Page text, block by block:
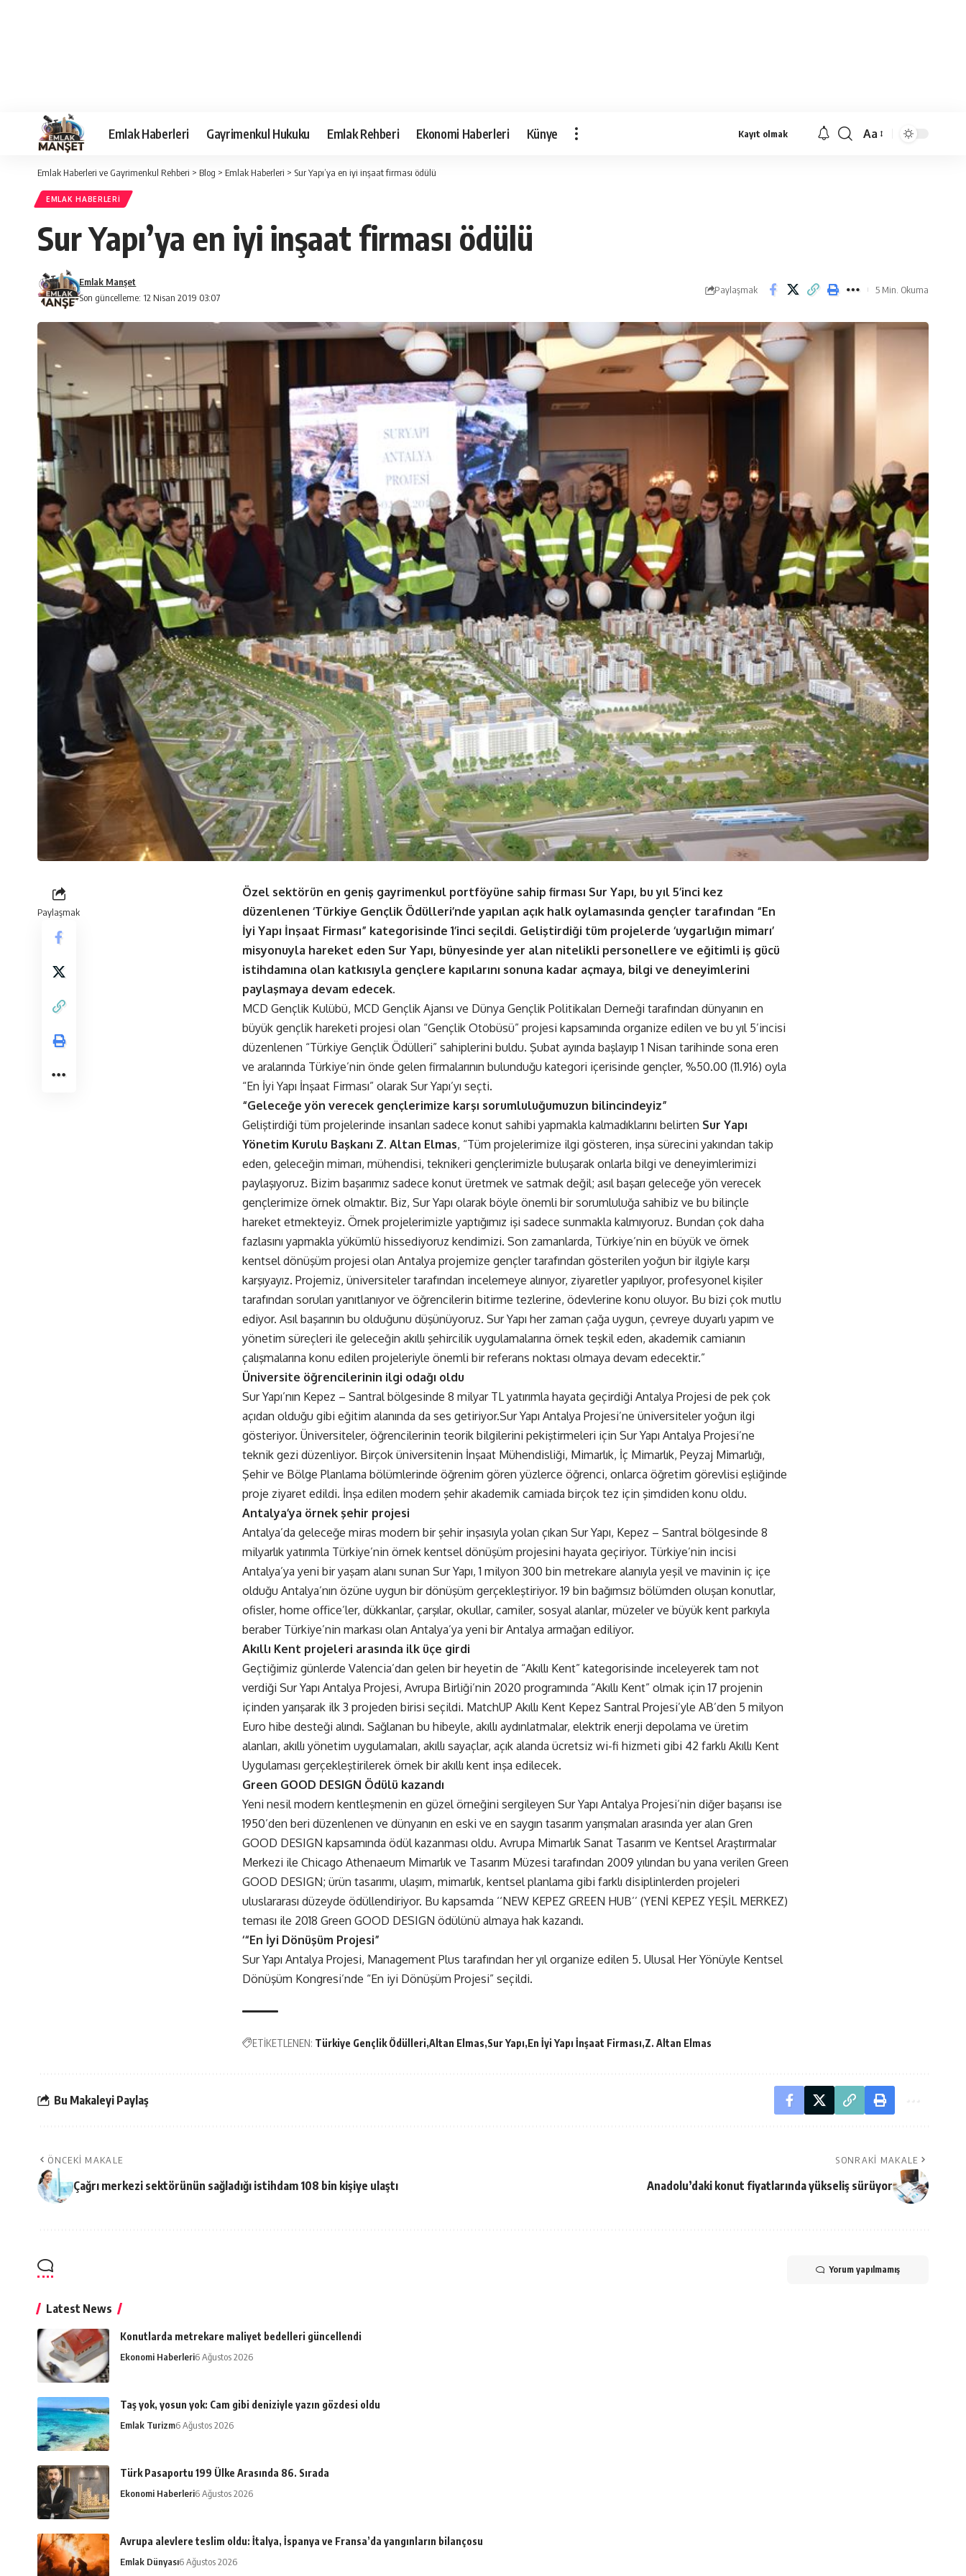
Emlak Haberleri Gayrimenkul Hukuku Emlak Rehberi Ekonomi Haberleri Künye Kayıt olmak
Yazı
Aa
Emlak Haberleri ve Gayrimenkul Rehberi > Blog > Emlak Haberleri > Sur Yapı’ya en iyi inşaat firması ödülü
EMLAK HABERLERI
Sur Yapı’ya en iyi inşaat firması ödülü
Son güncelleme: 12 Nisan 2019 03:07
Emlak Manşet
Paylaşmak 5 Min. Okuma
Paylaşmak
Özel sektörün en geniş gayrimenkul portföyüne sahip firması Sur Yapı, bu yıl 5’inci kez
düzenlenen ‘Türkiye Gençlik Ödülleri’nde yapılan açık halk oylamasında gençler tarafından “En
İyi Yapı İnşaat Firması” kategorisinde 1’inci seçildi. Geliştirdiği tüm projelerde ‘uygarlığın mimarı’
misyonuyla hareket eden Sur Yapı, bünyesinde yer alan nitelikli personellere ve eğitimli iş gücü
istihdamına olan katkısıyla gençlere kapılarını sonuna kadar açmaya, bilgi ve deneyimlerini
paylaşmaya devam edecek.
MCD Gençlik Kulübü, MCD Gençlik Ajansı ve Dünya Gençlik Politikaları Derneği tarafından dünyanın en
büyük gençlik hareketi projesi olan “Gençlik Otobüsü” projesi kapsamında organize edilen ve bu yıl 5’incisi
düzenlenen “Türkiye Gençlik Ödülleri” sahiplerini buldu. Şubat ayında başlayıp 1 Nisan tarihinde sona eren
ve aralarında Türkiye’nin önde gelen firmalarının bulunduğu kategori içerisinde gençler, %50.00 (11.916) oyla
“En İyi Yapı İnşaat Firması” olarak Sur Yapı’yı seçti.
“Geleceğe yön verecek gençlerimize karşı sorumluluğumuzun bilincindeyiz”
Geliştirdiği tüm projelerinde insanları sadece konut sahibi yapmakla kalmadıklarını belirten Sur Yapı
Yönetim Kurulu Başkanı Z. Altan Elmas, “Tüm projelerimize ilgi gösteren, inşa sürecini yakından takip
eden, geleceğin mimarı, mühendisi, teknikeri gençlerimizle buluşarak onlarla bilgi ve deneyimlerimizi
paylaşıyoruz. Bizim başarımız sadece konut üretmek ve satmak değil; asıl başarı geleceğe yön verecek
gençlerimize örnek olmaktır. Biz, Sur Yapı olarak böyle önemli bir sorumluluğa sahibiz ve bu bilinçle
hareket etmekteyiz. Örnek projelerimizle yaptığımız işi sadece sunmakla kalmıyoruz. Bundan çok daha
fazlasını yapmakla yükümlü hissediyoruz kendimizi. Son zamanlarda, Türkiye’nin en büyük ve örnek
kentsel dönüşüm projesi olan Antalya projemize gençler tarafından gösterilen yoğun bir ilgiyle karşı
karşıyayız. Projemiz, üniversiteler tarafından incelemeye alınıyor, ziyaretler yapılıyor, profesyonel kişiler
tarafından soruları yanıtlanıyor ve öğrencilerin bitirme tezlerine, ödevlerine konu oluyor. Bu bizi çok mutlu
ediyor. Asıl başarının bu olduğunu düşünüyoruz. Sur Yapı her zaman çağa uygun, çevreye duyarlı yapım ve
yönetim süreçleri ile geleceğin akıllı şehircilik uygulamalarına örnek teşkil eden, akademik camianın
çalışmalarına konu edilen projeleriyle önemli bir referans noktası olmaya devam edecektir.”
Üniversite öğrencilerinin ilgi odağı oldu
Sur Yapı’nın Kepez – Santral bölgesinde 8 milyar TL yatırımla hayata geçirdiği Antalya Projesi de pek çok
açıdan olduğu gibi eğitim alanında da ses getiriyor.Sur Yapı Antalya Projesi’ne üniversiteler yoğun ilgi
gösteriyor. Üniversiteler, öğrencilerinin teorik bilgilerini pekiştirmeleri için Sur Yapı Antalya Projesi’ne
teknik gezi düzenliyor. Birçok üniversitenin İnşaat Mühendisliği, Mimarlık, İç Mimarlık, Peyzaj Mimarlığı,
Şehir ve Bölge Planlama bölümlerinde öğrenim gören yüzlerce öğrenci, onlarca öğretim görevlisi eşliğinde
proje ziyaret edildi. İnşa edilen modern şehir akademik camiada birçok tez için şimdiden konu oldu.
Antalya’ya örnek şehir projesi
Antalya’da geleceğe miras modern bir şehir inşasıyla yolan çıkan Sur Yapı, Kepez – Santral bölgesinde 8
milyarlık yatırımla Türkiye’nin örnek kentsel dönüşüm projesini hayata geçiriyor. Türkiye’nin incisi
Antalya’ya yeni bir yaşam alanı sunan Sur Yapı, 1 milyon 300 bin metrekare alanıyla yeşil ve mavinin iç içe
olduğu Antalya’nın özüne uygun bir dönüşüm gerçekleştiriyor. 19 bin bağımsız bölümden oluşan konutlar,
ofisler, home office’ler, dükkanlar, çarşılar, okullar, camiler, sosyal alanlar, müzeler ve büyük kent parkıyla
beraber Türkiye’nin markası olan Antalya’ya yeni bir Antalya armağan ediliyor.
Akıllı Kent projeleri arasında ilk üçe girdi
Geçtiğimiz günlerde Valencia’dan gelen bir heyetin de “Akıllı Kent” kategorisinde inceleyerek tam not
verdiği Sur Yapı Antalya Projesi, Avrupa Birliği’nin 2020 programında “Akıllı Kent” olmak için 17 projenin
içinden yarışarak ilk 3 projeden birisi seçildi. MatchUP Akıllı Kent Kepez Santral Projesi’yle AB’den 5 milyon
Euro hibe desteği alındı. Sağlanan bu hibeyle, akıllı aydınlatmalar, elektrik enerji depolama ve üretim
alanları, akıllı yönetim uygulamaları, akıllı sayaçlar, açık alanda ücretsiz wi-fi hizmeti gibi 42 farklı Akıllı Kent
Uygulaması gerçekleştirilerek örnek bir akıllı kent inşa edilecek.
Green GOOD DESIGN Ödülü kazandı
Yeni nesil modern kentleşmenin en güzel örneğini sergileyen Sur Yapı Antalya Projesi’nin diğer başarısı ise
1950’den beri düzenlenen ve dünyanın en eski ve en saygın tasarım yarışmaları arasında yer alan Gren
GOOD DESIGN kapsamında ödül kazanması oldu. Avrupa Mimarlık Sanat Tasarım ve Kentsel Araştırmalar
Merkezi ile Chicago Athenaeum Mimarlık ve Tasarım Müzesi tarafından 2009 yılından bu yana verilen Green
GOOD DESIGN; ürün tasarımı, ulaşım, mimarlık, kentsel planlama gibi farklı disiplinlerden projeleri
uluslararası düzeyde ödüllendiriyor. Bu kapsamda ‘‘NEW KEPEZ GREEN HUB’’ (YENİ KEPEZ YEŞİL MERKEZ)
teması ile 2018 Green GOOD DESIGN ödülünü almaya hak kazandı.
‘“En İyi Dönüşüm Projesi”
Sur Yapı Antalya Projesi, Management Plus tarafından her yıl organize edilen 5. Ulusal Her Yönüyle Kentsel
Dönüşüm Kongresi’nde “En iyi Dönüşüm Projesi” seçildi.
ETİKETLENEN: Türkiye Gençlik Ödülleri Altan Elmas Sur Yapı En İyi Yapı İnşaat Firması Z. Altan Elmas
Bu Makaleyi Paylaş
ÖNCEKI MAKALE
Çağrı merkezi sektörünün sağladığı istihdam 108 bin kişiye ulaştı
SONRAKI MAKALE
Anadolu’daki konut fiyatlarında yükseliş sürüyor
Yorum yapılmamış
Latest News
Konutlarda metrekare maliyet bedelleri güncellendi
Ekonomi Haberleri6 Ağustos 2026
Taş yok, yosun yok: Cam gibi deniziyle yazın gözdesi oldu
Emlak Turizm6 Ağustos 2026
Türk Pasaportu 199 Ülke Arasında 86. Sırada
Ekonomi Haberleri6 Ağustos 2026
Avrupa alevlere teslim oldu: İtalya, İspanya ve Fransa’da yangınların bilançosu
Emlak Dünyası6 Ağustos 2026